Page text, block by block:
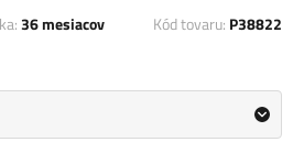
36 mesiacov Kód tovaru: P38822